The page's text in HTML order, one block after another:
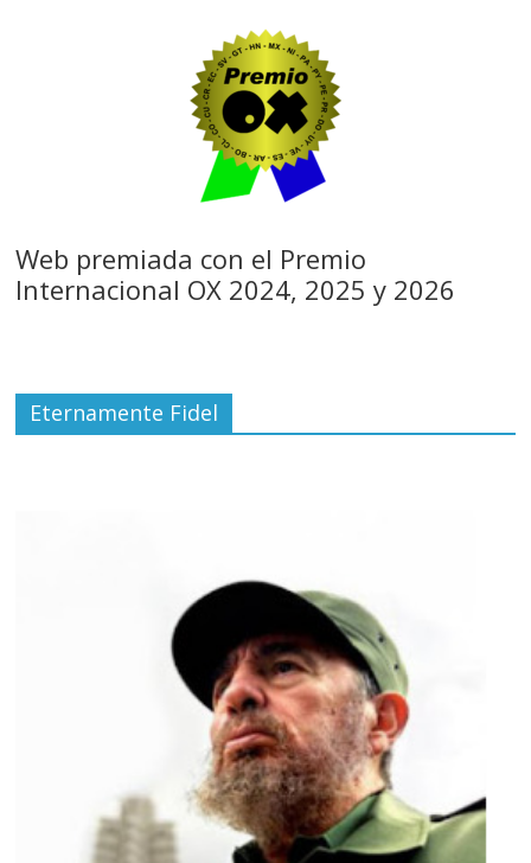
Web premiada con el Premio
Internacional OX 2024, 2025 y 2026
Eternamente Fidel